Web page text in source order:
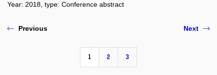
Year: 2018, type: Conference abstract
Previous
1 2 3
Next